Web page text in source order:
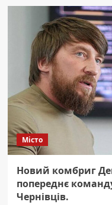
Місто
Новий комбриг
попереднє
Чернівців.